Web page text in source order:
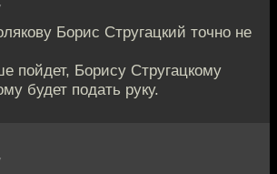
Борис Стругацкий точно не
пойдет, Борису Стругацкому
будет подать руку.